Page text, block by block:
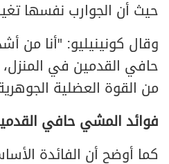
حيث أن الجوارب نفسها
وقال كونينيليو: "أنا من
حافي القدمين في المنزل،
من القوة العضلية
فوائد المشي حافي
كما أوضح أن الفائدة